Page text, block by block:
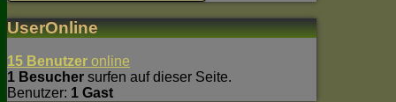
UserOnline
15 Benutzer online
1 Besucher surfen auf dieser Seite.
Benutzer: 1 Gast